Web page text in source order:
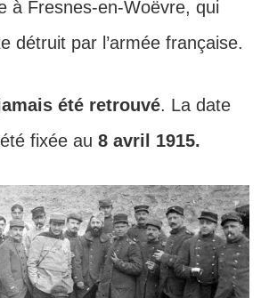
à Fresnes-en-Woëvre, qui
détruit par l’armée française.
été retrouvé. La date
fixée au 8 avril 1915.